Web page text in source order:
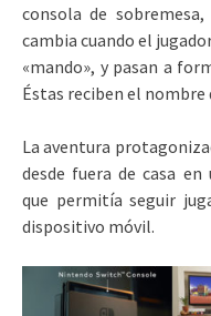
consola de
cambia cuando el
«mando», y pasan a
Éstas reciben el nombre
La aventura
desde fuera de casa
que permitía seguir
dispositivo móvil.